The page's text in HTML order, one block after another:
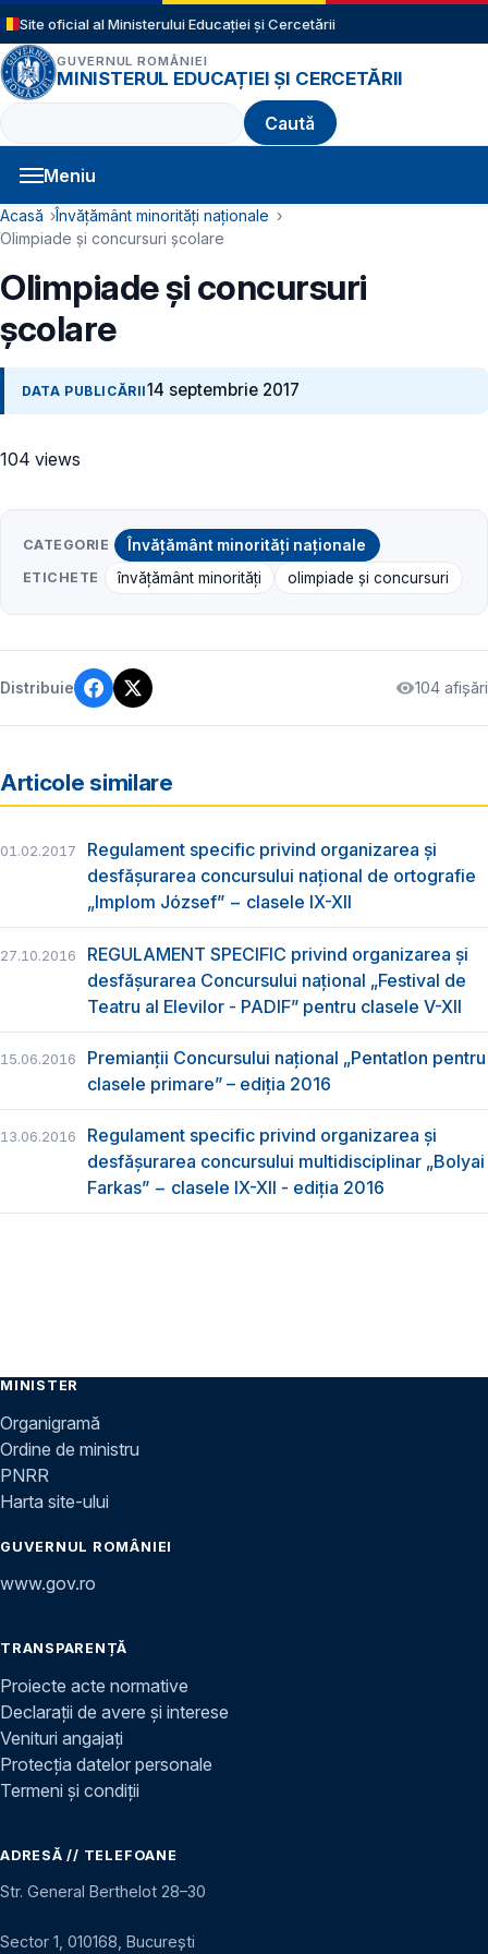
Sari la conținutul principal
Site oficial al Ministerului Educației și Cercetării
GUVERNUL ROMÂNIEI
MINISTERUL EDUCAȚIEI ȘI CERCETĂRII
Caută
Meniu
Navigație principală
Cale de navigare
Acasă
Învățământ minorități naționale
Olimpiade și concursuri școlare
Olimpiade și concursuri
școlare
DATA PUBLICĂRII14 septembrie 2017
104 views
CATEGORIE Învățământ minorități naționale
ETICHETE învățământ minorități olimpiade și concursuri
Distribuie 104 afișări
Articole similare
01.02.2017
Regulament specific privind organizarea şi
desfăşurarea concursului naţional de ortografie
„Implom József” − clasele IX-XII
27.10.2016
REGULAMENT SPECIFIC privind organizarea și
desfășurarea Concursului național „Festival de
Teatru al Elevilor - PADIF” pentru clasele V-XII
15.06.2016
Premianții Concursului național „Pentatlon pentru
clasele primare” – ediția 2016
13.06.2016
Regulament specific privind organizarea şi
desfăşurarea concursului multidisciplinar „Bolyai
Farkas” − clasele IX-XII - ediția 2016
MINISTER
Organigramă
Ordine de ministru
PNRR
Harta site-ului
GUVERNUL ROMÂNIEI
www.gov.ro
TRANSPARENȚĂ
Proiecte acte normative
Declarații de avere și interese
Venituri angajați
Protecția datelor personale
Termeni și condiții
ADRESĂ // TELEFOANE
Str. General Berthelot 28–30
Sector 1, 010168, București